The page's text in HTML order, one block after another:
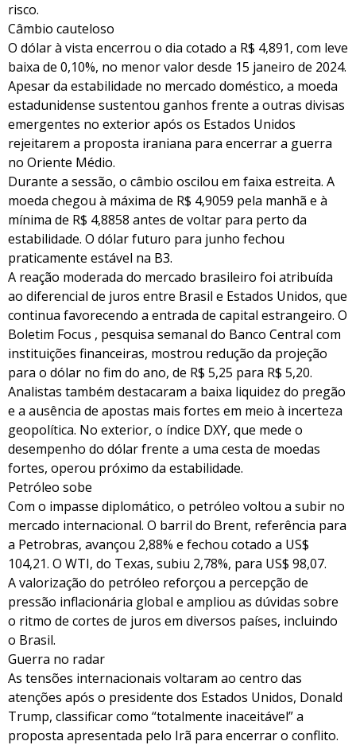
risco.
Câmbio cauteloso
O dólar à vista encerrou o dia cotado a R$ 4,891, com leve
baixa de 0,10%, no menor valor desde 15 janeiro de 2024.
Apesar da estabilidade no mercado doméstico, a moeda
estadunidense sustentou ganhos frente a outras divisas
emergentes no exterior após os Estados Unidos
rejeitarem a proposta iraniana para encerrar a guerra
no Oriente Médio.
Durante a sessão, o câmbio oscilou em faixa estreita. A
moeda chegou à máxima de R$ 4,9059 pela manhã e à
mínima de R$ 4,8858 antes de voltar para perto da
estabilidade. O dólar futuro para junho fechou
praticamente estável na B3.
A reação moderada do mercado brasileiro foi atribuída
ao diferencial de juros entre Brasil e Estados Unidos, que
continua favorecendo a entrada de capital estrangeiro. O
Boletim Focus , pesquisa semanal do Banco Central com
instituições financeiras, mostrou redução da projeção
para o dólar no fim do ano, de R$ 5,25 para R$ 5,20.
Analistas também destacaram a baixa liquidez do pregão
e a ausência de apostas mais fortes em meio à incerteza
geopolítica. No exterior, o índice DXY, que mede o
desempenho do dólar frente a uma cesta de moedas
fortes, operou próximo da estabilidade.
Petróleo sobe
Com o impasse diplomático, o petróleo voltou a subir no
mercado internacional. O barril do Brent, referência para
a Petrobras, avançou 2,88% e fechou cotado a US$
104,21. O WTI, do Texas, subiu 2,78%, para US$ 98,07.
A valorização do petróleo reforçou a percepção de
pressão inflacionária global e ampliou as dúvidas sobre
o ritmo de cortes de juros em diversos países, incluindo
o Brasil.
Guerra no radar
As tensões internacionais voltaram ao centro das
atenções após o presidente dos Estados Unidos, Donald
Trump, classificar como “totalmente inaceitável” a
proposta apresentada pelo Irã para encerrar o conflito.